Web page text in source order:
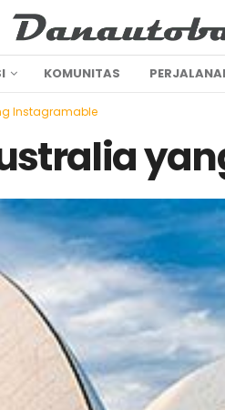
KOMUNITAS
Instagramable